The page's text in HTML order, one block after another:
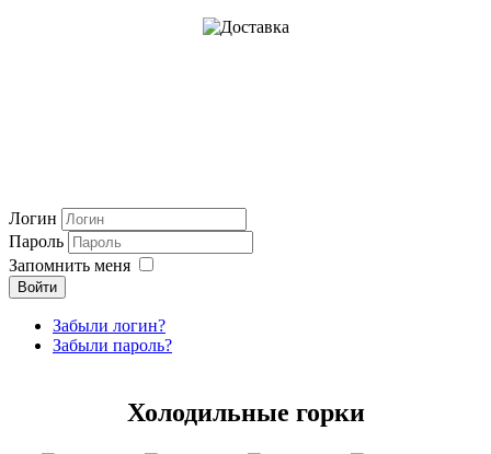
Логин
Пароль
Запомнить меня
Войти
Забыли логин?
Забыли пароль?
Холодильные горки